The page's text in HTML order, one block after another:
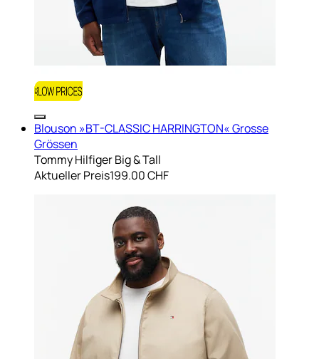
Blouson »BT-CLASSIC HARRINGTON« Grosse
Grössen
Tommy Hilfiger Big & Tall
Aktueller Preis199.00 CHF